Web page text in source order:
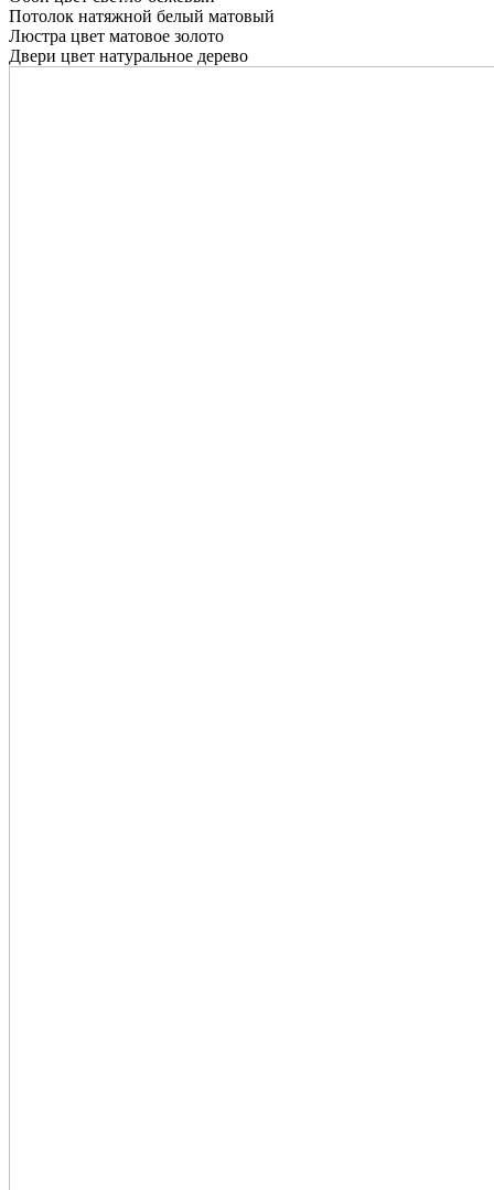
Потолок натяжной белый матовый
Люстра цвет матовое золото
Двери цвет натуральное дерево